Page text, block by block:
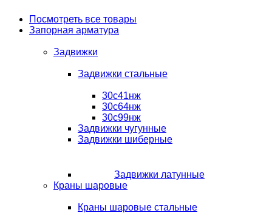
Посмотреть все товары
Запорная арматура
Задвижки
Задвижки стальные
30с41нж
30с64нж
30с99нж
Задвижки чугунные
Задвижки шиберные
Задвижки латунные
Краны шаровые
Краны шаровые стальные